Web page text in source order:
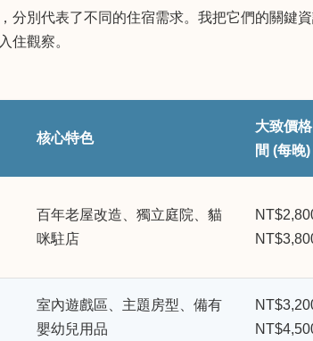
分別代表了不同的住宿需求。我把它們的關鍵
住觀察。
核心特色
大致價
間 (每晚)
百年老屋改造、獨立庭院、貓
咪駐店
室內遊戲區、主題房型、備有
嬰幼兒用品